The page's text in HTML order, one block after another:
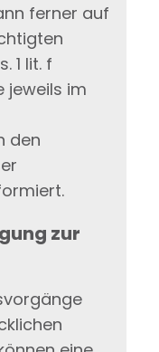
ferner auf
1 lit. f
jeweils im
den
zur